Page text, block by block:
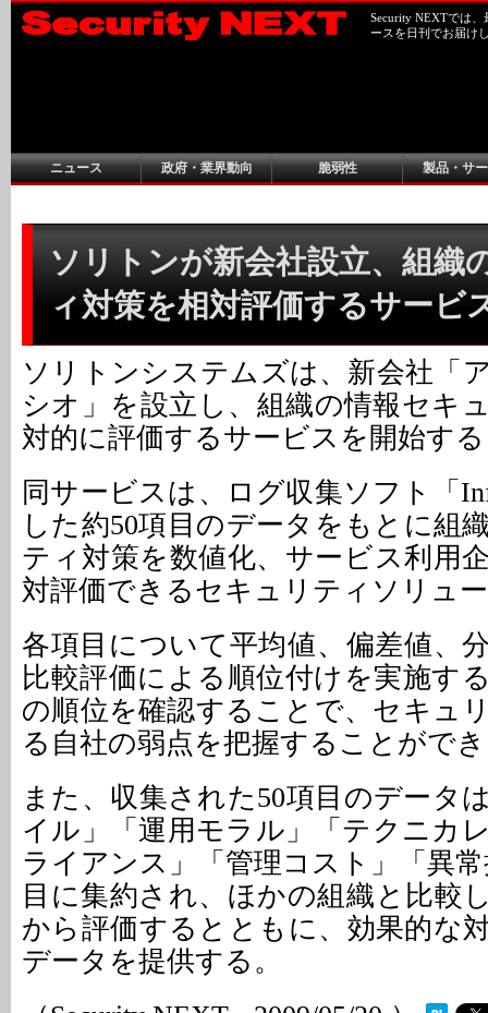
Security NEXTでは
ースを日刊でお届け
ニュース 政府・業界動向 脆弱性 製品・サ
ソリトンが新会社設立、組織
ィ対策を相対評価するサービ
ソリトンシステムズは、新会社「
シオ」を設立し、組織の情報セキ
対的に評価するサービスを開始す
同サービスは、ログ収集ソフト「
した約50項目のデータをもとに組
ティ対策を数値化、サービス利用
対評価できるセキュリティソリュ
各項目について平均値、偏差値、
比較評価による順位付けを実施す
の順位を確認することで、セキュ
る自社の弱点を把握することがで
また、収集された50項目のデータ
イル」「運用モラル」「テクニカ
ライアンス」「管理コスト」「異
目に集約され、ほかの組織と比較
から評価するとともに、効果的な
データを提供する。